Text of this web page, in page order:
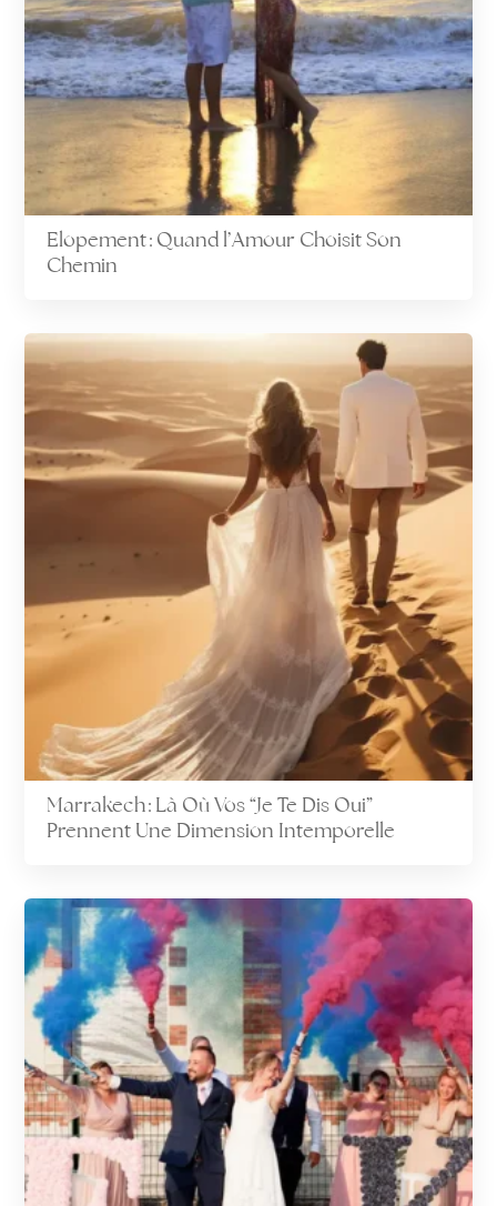
Elopement : Quand l’Amour Choisit Son
Chemin
Marrakech : Là Où Vos “Je Te Dis Oui”
Prennent Une Dimension Intemporelle